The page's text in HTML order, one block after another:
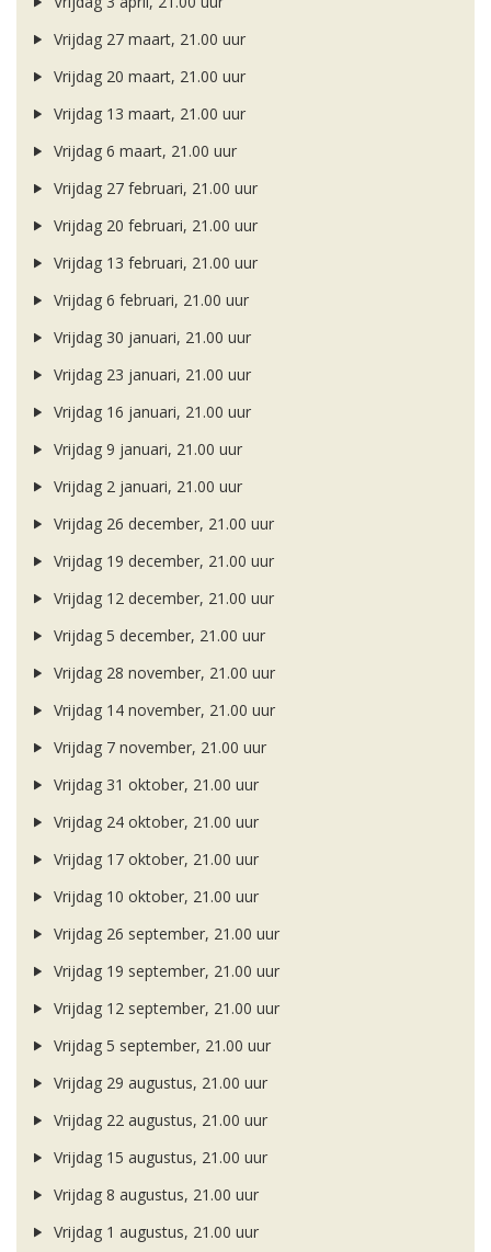
Vrijdag 27 maart, 21.00 uur
Vrijdag 20 maart, 21.00 uur
Vrijdag 13 maart, 21.00 uur
Vrijdag 6 maart, 21.00 uur
Vrijdag 27 februari, 21.00 uur
Vrijdag 20 februari, 21.00 uur
Vrijdag 13 februari, 21.00 uur
Vrijdag 6 februari, 21.00 uur
Vrijdag 30 januari, 21.00 uur
Vrijdag 23 januari, 21.00 uur
Vrijdag 16 januari, 21.00 uur
Vrijdag 9 januari, 21.00 uur
Vrijdag 2 januari, 21.00 uur
Vrijdag 26 december, 21.00 uur
Vrijdag 19 december, 21.00 uur
Vrijdag 12 december, 21.00 uur
Vrijdag 5 december, 21.00 uur
Vrijdag 28 november, 21.00 uur
Vrijdag 14 november, 21.00 uur
Vrijdag 7 november, 21.00 uur
Vrijdag 31 oktober, 21.00 uur
Vrijdag 24 oktober, 21.00 uur
Vrijdag 17 oktober, 21.00 uur
Vrijdag 10 oktober, 21.00 uur
Vrijdag 26 september, 21.00 uur
Vrijdag 19 september, 21.00 uur
Vrijdag 12 september, 21.00 uur
Vrijdag 5 september, 21.00 uur
Vrijdag 29 augustus, 21.00 uur
Vrijdag 22 augustus, 21.00 uur
Vrijdag 15 augustus, 21.00 uur
Vrijdag 8 augustus, 21.00 uur
Vrijdag 1 augustus, 21.00 uur